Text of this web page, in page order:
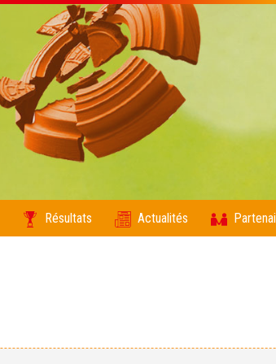
Résultats Actualités